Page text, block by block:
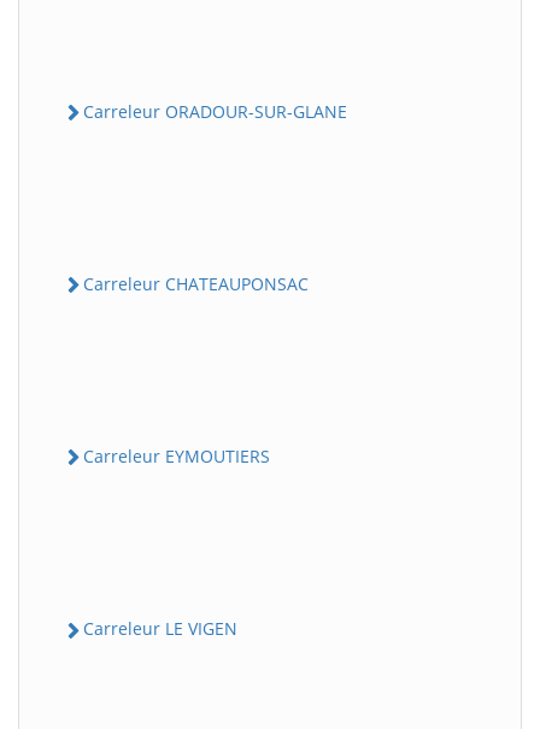
Carreleur ORADOUR-SUR-GLANE
Carreleur CHATEAUPONSAC
Carreleur EYMOUTIERS
Carreleur LE VIGEN